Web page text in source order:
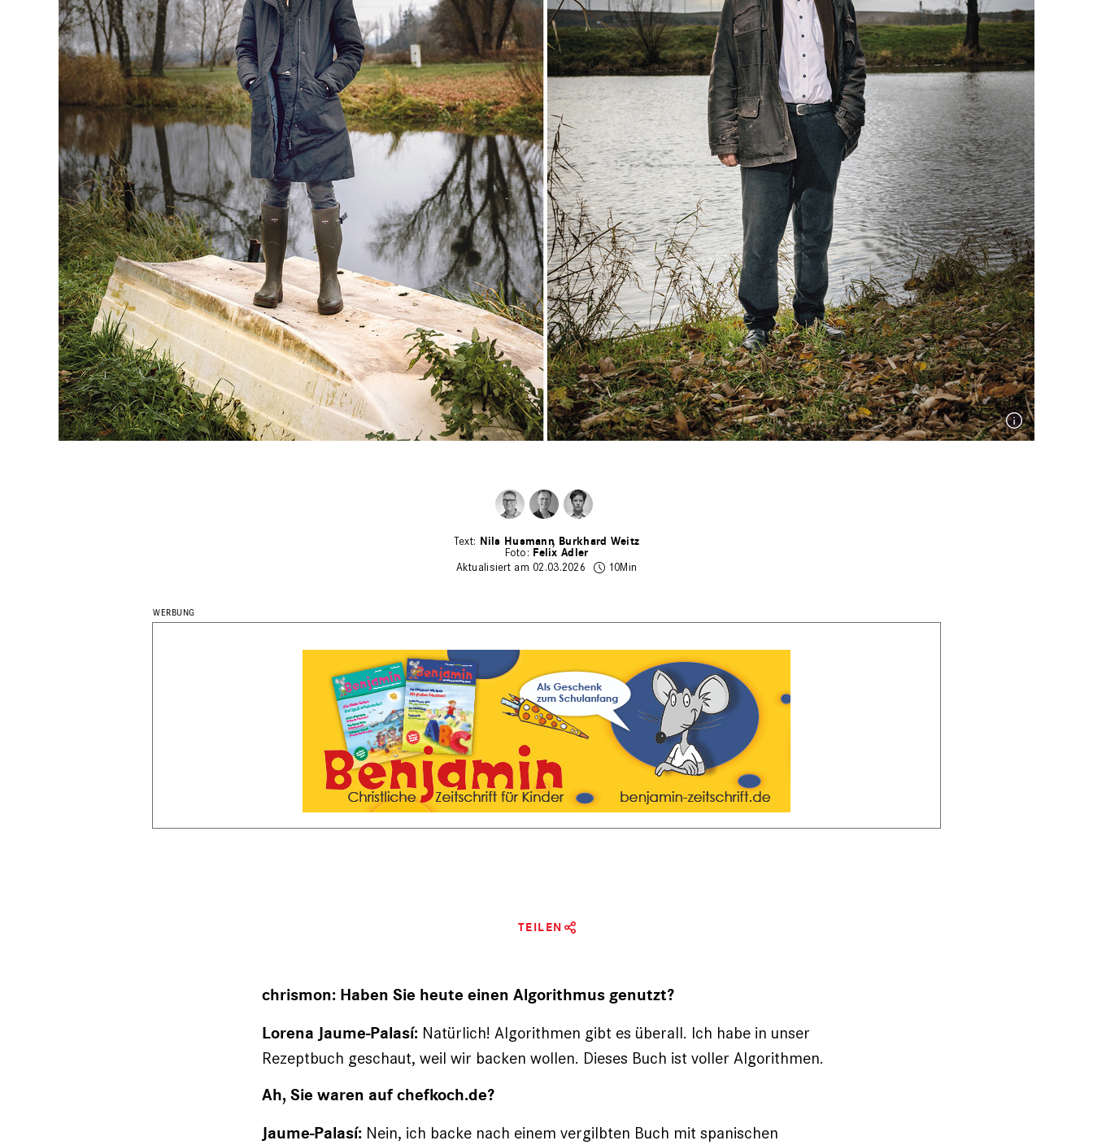
Nils Husmann Burkhard Weitz
Felix Adler
Aktualisiert am 02.03.2026
10Min
TEILEN
chrismon: Haben Sie heute einen Algorithmus genutzt?
Lorena Jaume-Palasí: Natürlich! Algorithmen gibt es überall. Ich habe in unser
Rezeptbuch geschaut, weil wir backen wollen. Dieses Buch ist voller Algorithmen.
Ah, Sie waren auf chefkoch.de?
Jaume-Palasí: Nein, ich backe nach einem vergilbten Buch mit spanischen